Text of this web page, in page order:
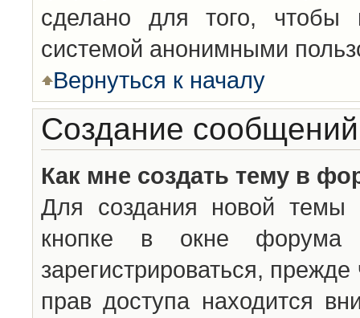
сделано для того, чтобы
системой анонимными
Вернуться к началу
Создание сообщений
Как мне создать тему в
Для создания новой темы
кнопке в окне
зарегистрироваться,
прав доступа находится